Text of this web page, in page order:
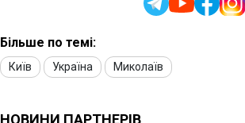
Більше по темі:
Київ Україна Миколаїв